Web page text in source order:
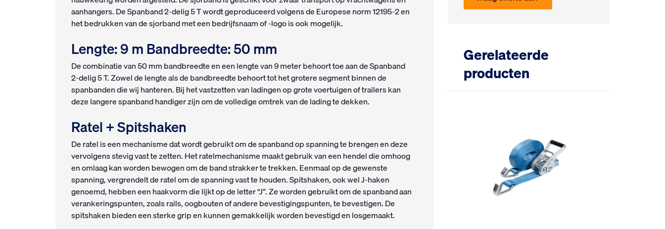
aanhangers. De Spanband 2-delig 5 T wordt geproduceerd volgens de Europese norm 12195-2 en
het bedrukken van de sjorband met een bedrijfsnaam of -logo is ook mogelijk.
Lengte: 9 m Bandbreedte: 50 mm
De combinatie van 50 mm bandbreedte en een lengte van 9 meter behoort toe aan de Spanband
2-delig 5 T. Zowel de lengte als de bandbreedte behoort tot het grotere segment binnen de
spanbanden die wij hanteren. Bij het vastzetten van ladingen op grote voertuigen of trailers kan
deze langere spanband handiger zijn om de volledige omtrek van de lading te dekken.
Ratel + Spitshaken
De ratel is een mechanisme dat wordt gebruikt om de spanband op spanning te brengen en deze
vervolgens stevig vast te zetten. Het ratelmechanisme maakt gebruik van een hendel die omhoog
en omlaag kan worden bewogen om de band strakker te trekken. Eenmaal op de gewenste
spanning, vergrendelt de ratel om de spanning vast te houden. Spitshaken, ook wel J-haken
genoemd, hebben een haakvorm die lijkt op de letter “J”. Ze worden gebruikt om de spanband aan
verankeringspunten, zoals rails, oogbouten of andere bevestigingspunten, te bevestigen. De
spitshaken bieden een sterke grip en kunnen gemakkelijk worden bevestigd en losgemaakt.
Gerelateerde
producten